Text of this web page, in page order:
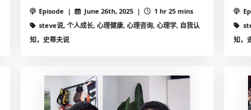
Episode | June 26th, 2025 |
1 hr 25 mins
steve说, 个人成长, 心理健康, 心理咨询, 心理学, 自我认
知，史蒂夫说
知，